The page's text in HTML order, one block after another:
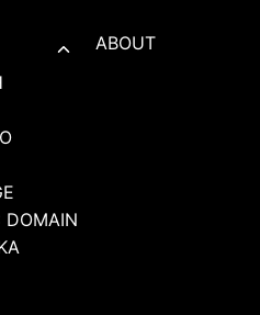
Untermenü
DOMAIN
ABOUT